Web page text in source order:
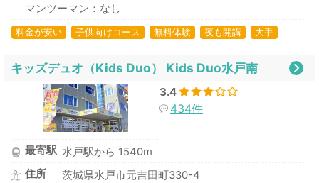
マンツーマン：なし
料金が安い 子供向けコース 無料体験 夜も開講 大手
キッズデュオ（Kids Duo） Kids Duo水戸南
3.4
434件
最寄駅 水戸駅から 1540m
住所
茨城県水戸市元吉田町330-4